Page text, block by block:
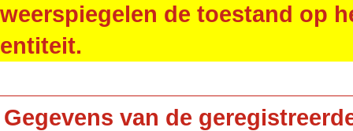
weerspiegelen de toestand op
entiteit.
Gegevens van de